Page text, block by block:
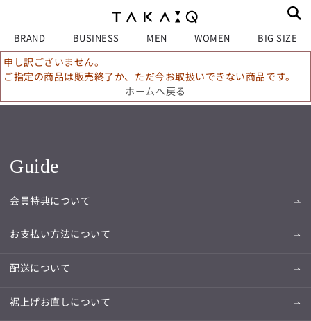
BRAND BUSINESS MEN WOMEN BIG SIZE
申し訳ございません。
ご指定の商品は販売終了か、ただ今お取扱いできない商品です。
ホームへ戻る
Guide
会員特典について
お支払い方法について
配送について
裾上げお直しについて